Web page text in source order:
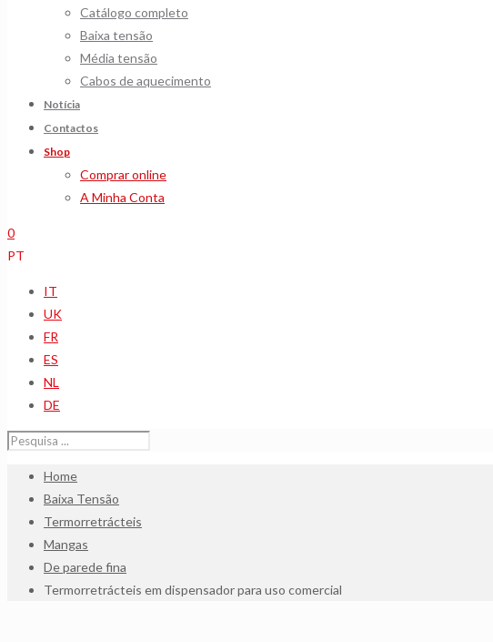
Catálogo completo
Baixa tensão
Média tensão
Cabos de aquecimento
Notícia
Contactos
Shop
Comprar online
A Minha Conta
0
PT
IT
UK
FR
ES
NL
DE
Home
Baixa Tensão
Termorretrácteis
Mangas
De parede fina
Termorretrácteis em dispensador para uso comercial